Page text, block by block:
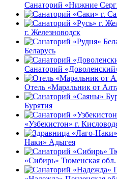
Санаторий «Нижние
г. Железноводск
Беларусь
Санаторий
Отель «Маральник от
Бурятия
«Узбекистон» г.
Наки» Адыгея
«Сибирь» Тюменская обл.